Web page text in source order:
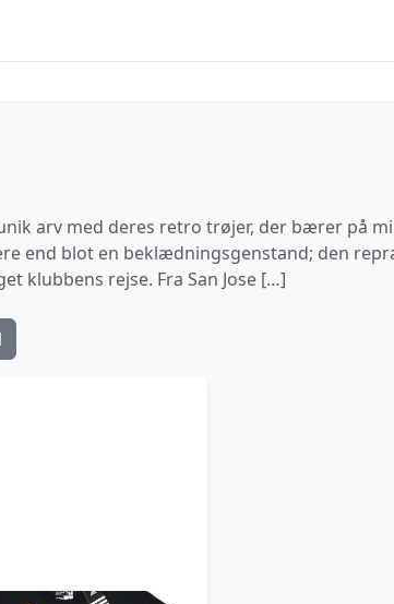
arv med deres retro trøjer, der bærer på
end blot en beklædningsgenstand; den
klubbens rejse. Fra San Jose […]